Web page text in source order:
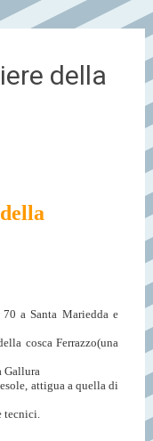
della
a Santa Mariedda e
cosca Ferrazzo(una
Gallura
attigua a quella di
tecnici.